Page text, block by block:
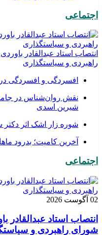
اجتماعی
انتصاب استاد عبدالقادر
راهبردی و سیاستگذاری
افسردگی و افسردگی
نقش روان‌شناس در
شیرین اسدی
شوره زار اشک اثر
​آخرین کامیت؛ بدرود
اجتماعی
02 آگوست 2026
انتصاب استاد عبدالقادر
شورای راهبردی و